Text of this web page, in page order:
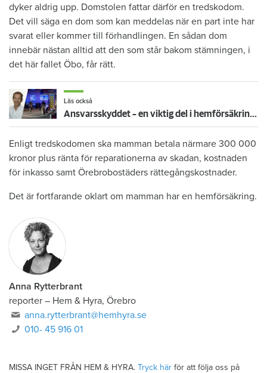
dyker aldrig upp. Domstolen fattar därför en tredskodom.
Det vill säga en dom som kan meddelas när en part inte har
svarat eller kommer till förhandlingen. En sådan dom
innebär nästan alltid att den som står bakom stämningen, i
det här fallet Öbo, får rätt.
Läs också
Ansvarsskyddet – en viktig del i hemförsäkringen
Enligt tredskodomen ska mamman betala närmare 300 000
kronor plus ränta för reparationerna av skadan, kostnaden
för inkasso samt Örebrobostäders rättegångskostnader.
Det är fortfarande oklart om mamman har en hemförsäkring.
Anna Rytterbrant
reporter – Hem & Hyra, Örebro
anna.rytterbrant@hemhyra.se
010- 45 916 01
MISSA INGET FRÅN HEM & HYRA. Tryck här för att följa oss på